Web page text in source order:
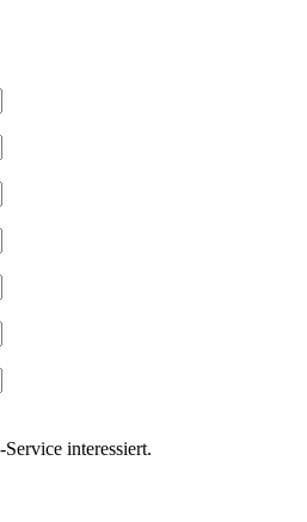
interessiert.